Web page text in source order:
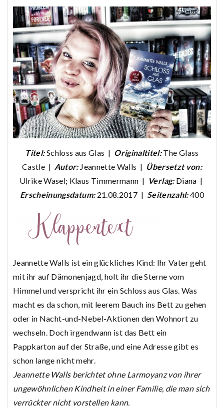
Titel:Schloss aus Glas | Originaltitel:The Glass
Castle | Autor: Jeannette Walls | Übersetzt von:
Ulrike Wasel; Klaus Timmermann | Verlag: Diana |
Erscheinungsdatum: 21.08.2017 | Seitenzahl:400
Jeannette Walls ist ein glückliches Kind: Ihr Vater geht
mit ihr auf Dämonenjagd, holt ihr die Sterne vom
Himmel und verspricht ihr ein Schloss aus Glas. Was
macht es da schon, mit leerem Bauch ins Bett zu gehen
oder in Nacht-und-Nebel-Aktionen den Wohnort zu
wechseln. Doch irgendwann ist das Bett ein
Pappkarton auf der Straße, und eine Adresse gibt es
schon lange nicht mehr.
Jeannette Walls berichtet ohne Larmoyanz von ihrer
ungewöhnlichen Kindheit in einer Familie, die man sich
verrückter nicht vorstellen kann.